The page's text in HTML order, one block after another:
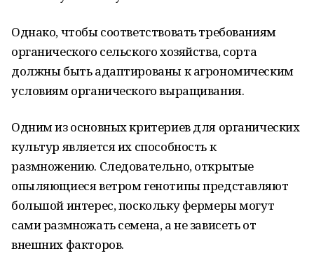
Однако, чтобы соответствовать требованиям
органического сельского хозяйства, сорта
должны быть адаптированы к агрономическим
условиям органического выращивания.
Одним из основных критериев для органических
культур является их способность к
размножению. Следовательно, открытые
опыляющиеся ветром генотипы представляют
большой интерес, поскольку фермеры могут
сами размножать семена, а не зависеть от
внешних факторов.